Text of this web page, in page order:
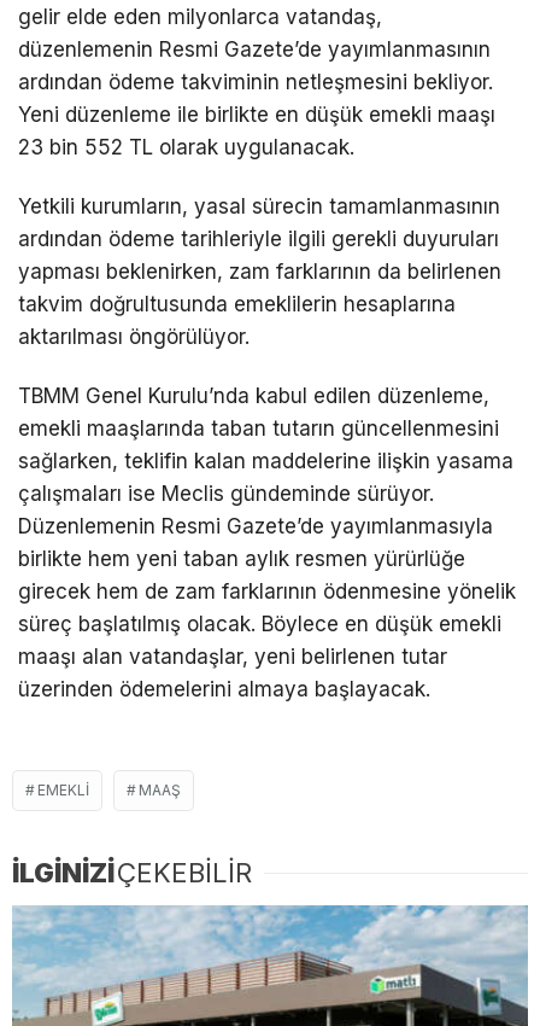
gelir elde eden milyonlarca vatandaş,
düzenlemenin Resmi Gazete’de yayımlanmasının
ardından ödeme takviminin netleşmesini bekliyor.
Yeni düzenleme ile birlikte en düşük emekli maaşı
23 bin 552 TL olarak uygulanacak.
Yetkili kurumların, yasal sürecin tamamlanmasının
ardından ödeme tarihleriyle ilgili gerekli duyuruları
yapması beklenirken, zam farklarının da belirlenen
takvim doğrultusunda emeklilerin hesaplarına
aktarılması öngörülüyor.
TBMM Genel Kurulu’nda kabul edilen düzenleme,
emekli maaşlarında taban tutarın güncellenmesini
sağlarken, teklifin kalan maddelerine ilişkin yasama
çalışmaları ise Meclis gündeminde sürüyor.
Düzenlemenin Resmi Gazete’de yayımlanmasıyla
birlikte hem yeni taban aylık resmen yürürlüğe
girecek hem de zam farklarının ödenmesine yönelik
süreç başlatılmış olacak. Böylece en düşük emekli
maaşı alan vatandaşlar, yeni belirlenen tutar
üzerinden ödemelerini almaya başlayacak.
EMEKLI MAAŞ
İLGİNİZİÇEKEBİLİR